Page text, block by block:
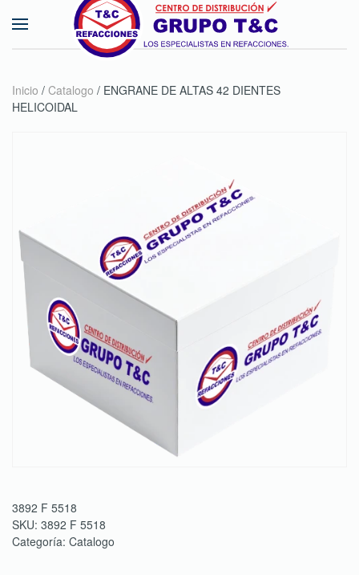
Skip to main content
Inicio / Catalogo / ENGRANE DE ALTAS 42 DIENTES
HELICOIDAL
3892 F 5518
SKU: 3892 F 5518
Categoría: Catalogo